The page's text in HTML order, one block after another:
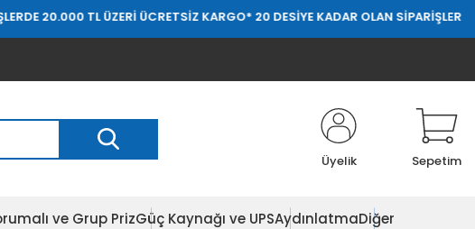
TL ÜZERİ ÜCRETSİZ KARGO* 20 DESİYE KADAR OLAN SİPARİŞLERDE 20.000 TL
Üyelik Sepetim
ve Grup PrizGüç Kaynağı ve UPSAydınlatmaDiğer